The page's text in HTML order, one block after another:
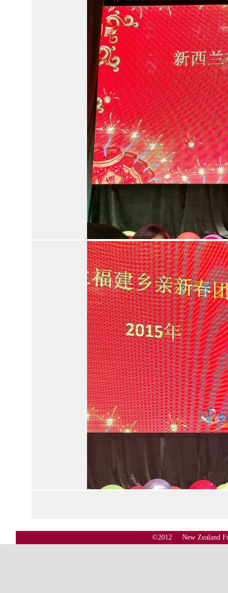
©2012 New Zealand